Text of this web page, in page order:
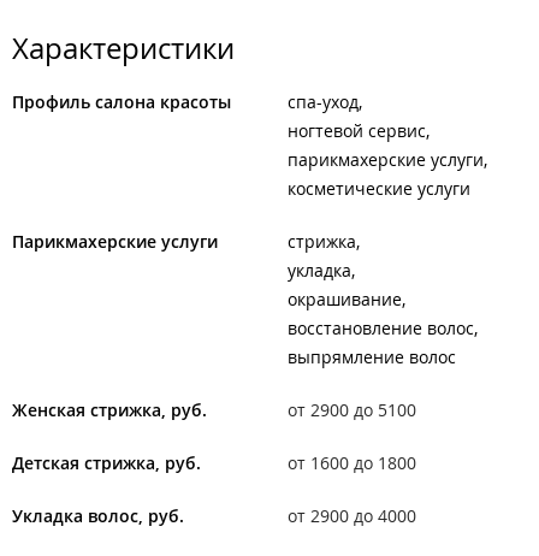
Характеристики
Профиль салона красоты
спа-уход
ногтевой сервис
парикмахерские услуги
косметические услуги
Парикмахерские услуги
стрижка
укладка
окрашивание
восстановление волос
выпрямление волос
Женская стрижка, руб. от 2900 до 5100
Детская стрижка, руб. от 1600 до 1800
Укладка волос, руб. от 2900 до 4000